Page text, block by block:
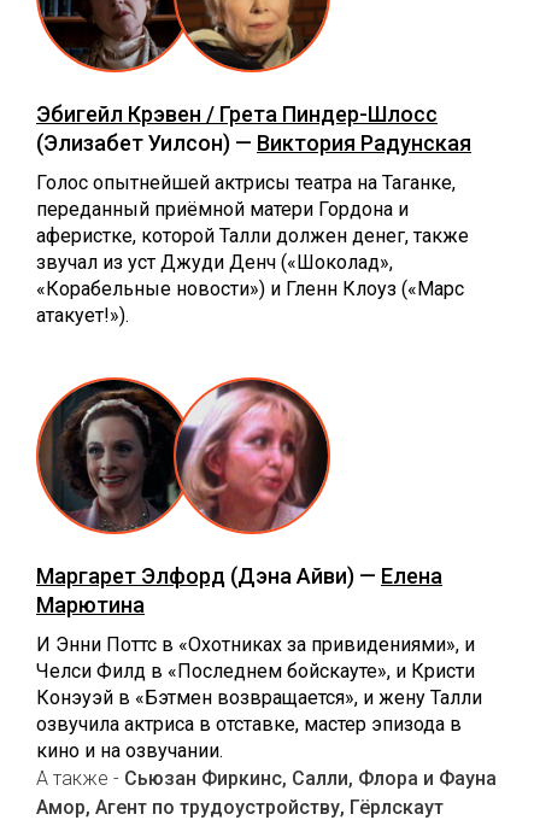
Эбигейл Крэвен / Грета Пиндер-Шлосс
(Элизабет Уилсон) — Виктория Радунская
Голос опытнейшей актрисы театра на Таганке,
переданный приёмной матери Гордона и
аферистке, которой Талли должен денег, также
звучал из уст Джуди Денч («Шоколад»,
«Корабельные новости») и Гленн Клоуз («Марс
атакует!»).
Маргарет Элфорд (Дэна Айви) — Елена
Марютина
И Энни Поттс в «Охотниках за привидениями», и
Челси Филд в «Последнем бойскауте», и Кристи
Конэуэй в «Бэтмен возвращается», и жену Талли
озвучила актриса в отставке, мастер эпизода в
кино и на озвучании.
А также - Сьюзан Фиркинс, Салли, Флора и Фауна
Амор, Агент по трудоустройству, Гёрлскаут